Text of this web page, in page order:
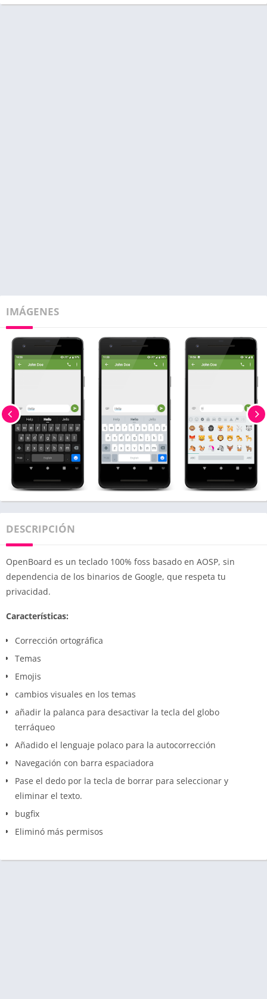
IMÁGENES
DESCRIPCIÓN
OpenBoard es un teclado 100% foss basado en AOSP, sin
dependencia de los binarios de Google, que respeta tu
privacidad.
Características:
Corrección ortográfica
Temas
Emojis
cambios visuales en los temas
añadir la palanca para desactivar la tecla del globo
terráqueo
Añadido el lenguaje polaco para la autocorrección
Navegación con barra espaciadora
Pase el dedo por la tecla de borrar para seleccionar y
eliminar el texto.
bugfix
Eliminó más permisos